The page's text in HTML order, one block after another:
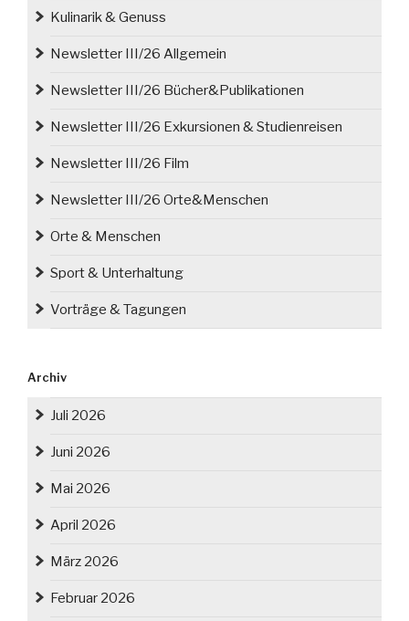
Kulinarik & Genuss
Newsletter III/26 Allgemein
Newsletter III/26 Bücher&Publikationen
Newsletter III/26 Exkursionen & Studienreisen
Newsletter III/26 Film
Newsletter III/26 Orte&Menschen
Orte & Menschen
Sport & Unterhaltung
Vorträge & Tagungen
Archiv
Juli 2026
Juni 2026
Mai 2026
April 2026
März 2026
Februar 2026